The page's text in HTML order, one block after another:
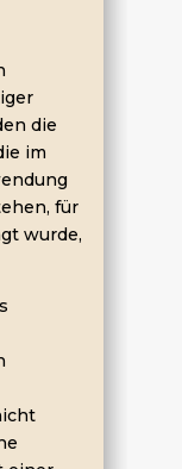
die
im
für
wurde,